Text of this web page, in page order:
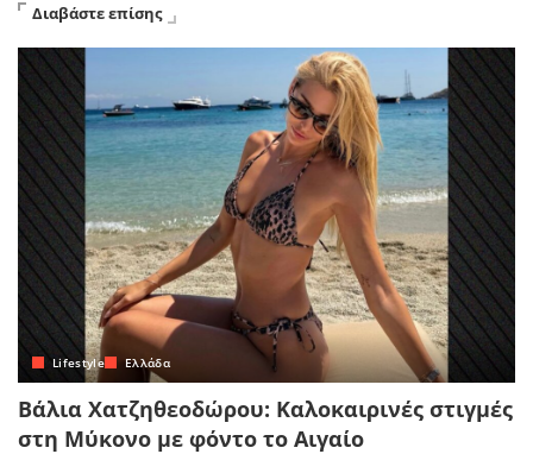
Διαβάστε επίσης
Lifestyle Ελλάδα
Βάλια Χατζηθεοδώρου: Καλοκαιρινές στιγμές
στη Μύκονο με φόντο το Αιγαίο